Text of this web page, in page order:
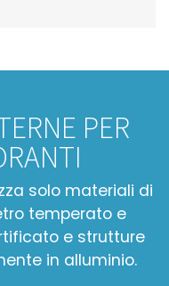
PER
solo materiali di
temperato e
e strutture
in alluminio.